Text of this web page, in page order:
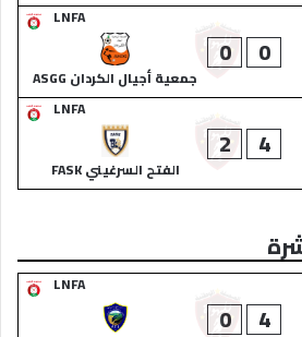
LNFA
0
0
جمعية أجيال الكردان ASGG
LNFA
4
2
الفتح السرغيني FASK
LNFA
4
0